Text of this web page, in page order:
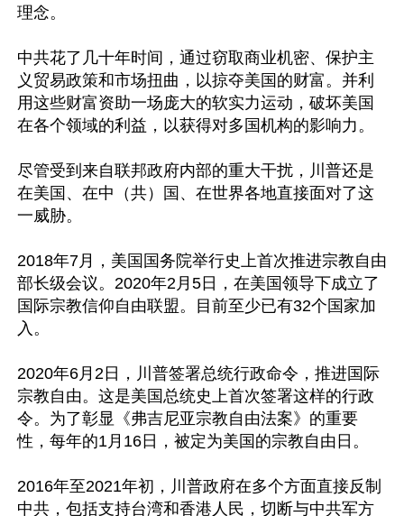
理念。
中共花了几十年时间，通过窃取商业机密、保护主
义贸易政策和市场扭曲，以掠夺美国的财富。并利
用这些财富资助一场庞大的软实力运动，破坏美国
在各个领域的利益，以获得对多国机构的影响力。
尽管受到来自联邦政府内部的重大干扰，川普还是
在美国、在中（共）国、在世界各地直接面对了这
一威胁。
2018年7月，美国国务院举行史上首次推进宗教自由
部长级会议。2020年2月5日，在美国领导下成立了
国际宗教信仰自由联盟。目前至少已有32个国家加
入。
2020年6月2日，川普签署总统行政命令，推进国际
宗教自由。这是美国总统史上首次签署这样的行政
令。为了彰显《弗吉尼亚宗教自由法案》的重要
性，每年的1月16日，被定为美国的宗教自由日。
2016年至2021年初，川普政府在多个方面直接反制
中共，包括支持台湾和香港人民，切断与中共军方